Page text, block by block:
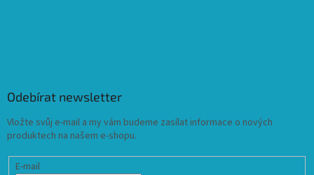
Odebírat newsletter
Vložte svůj e-mail a my vám budeme zasílat informace o nových
produktech na našem e-shopu.
E-mail